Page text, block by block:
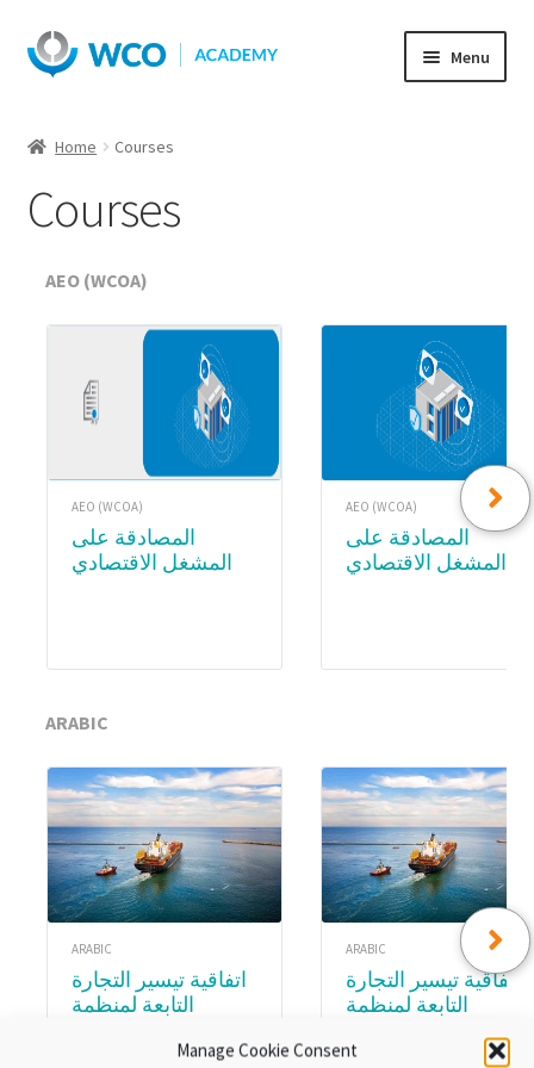
Manage Cookie Consent
Skip
to
Skip
to
Menu
Home Courses
Courses
AEO (WCOA)
AEO (WCOA)
المصادقة على
المشغل الاقتصادي
AEO (WCOA)
المصادقة على
المشغل الاقتصادي
ARABIC
ARABIC
اتفاقية تيسير التجارة
التابعة لمنظمة
ARABIC
اتفاقية تيسير التجارة
التابعة لمنظمة
الوحدة ٨:تنفيذ اتفاقية